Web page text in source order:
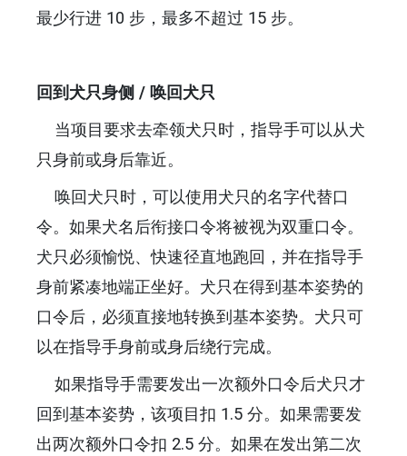
最少行进 10 步，最多不超过 15 步。
回到犬只身侧 / 唤回犬只
当项目要求去牵领犬只时，指导手可以从犬
只身前或身后靠近。
唤回犬只时，可以使用犬只的名字代替口
令。如果犬名后衔接口令将被视为双重口令。
犬只必须愉悦、快速径直地跑回，并在指导手
身前紧凑地端正坐好。犬只在得到基本姿势的
口令后，必须直接地转换到基本姿势。犬只可
以在指导手身前或身后绕行完成。
如果指导手需要发出一次额外口令后犬只才
回到基本姿势，该项目扣 1.5 分。如果需要发
出两次额外口令扣 2.5 分。如果在发出第二次